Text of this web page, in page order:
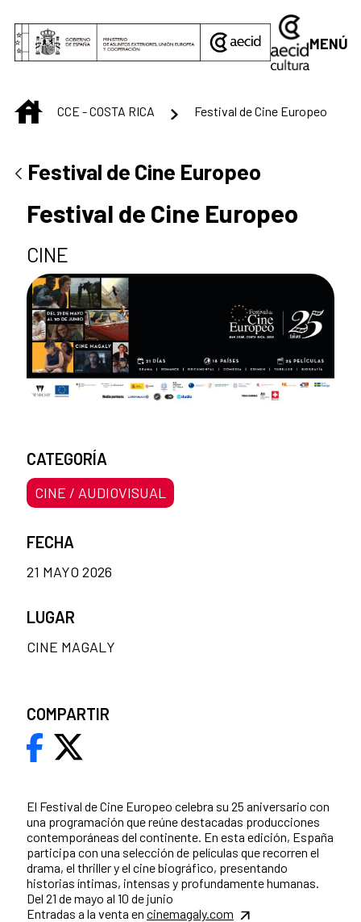
MENÚ
INICIO
CCE - COSTA RICA Festival de Cine Europeo
Festival de Cine Europeo
Festival de Cine Europeo
CINE
El Festival de Cine Europeo celebra su 25 aniversario con
una programación que reúne destacadas producciones
contemporáneas del continente. En esta edición, España
participa con una selección de películas que recorren el
drama, el thriller y el cine biográfico, presentando
historias íntimas, intensas y profundamente humanas.
Del 21 de mayo al 10 de junio
Entradas a la venta en cinemagaly.com
CATEGORÍA
CINE / AUDIOVISUAL
FECHA
21 MAYO 2026
LUGAR
CINE MAGALY
COMPARTIR